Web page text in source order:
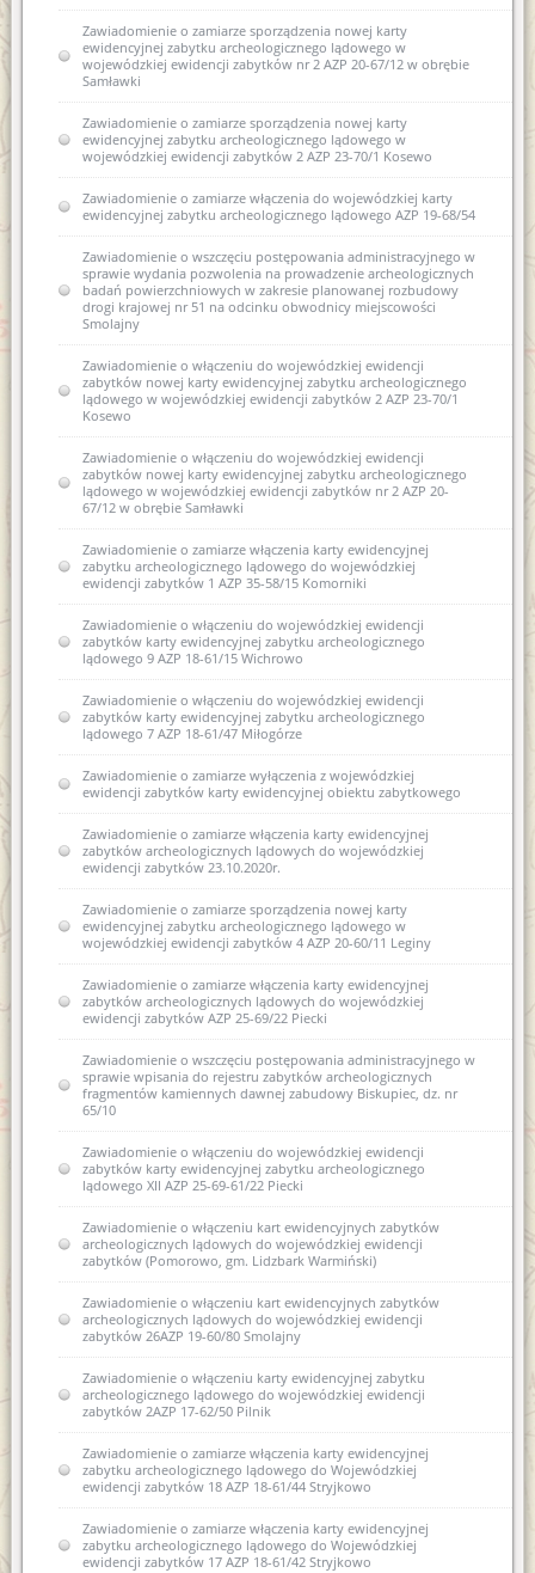
Zawiadomienie o zamiarze sporządzenia nowej karty
ewidencyjnej zabytku archeologicznego lądowego w
wojewódzkiej ewidencji zabytków nr 2 AZP 20-67/12 w obrębie
Samławki
Zawiadomienie o zamiarze sporządzenia nowej karty
ewidencyjnej zabytku archeologicznego lądowego w
wojewódzkiej ewidencji zabytków 2 AZP 23-70/1 Kosewo
Zawiadomienie o zamiarze włączenia do wojewódzkiej karty
ewidencyjnej zabytku archeologicznego lądowego AZP 19-68/54
Zawiadomienie o wszczęciu postępowania administracyjnego w
sprawie wydania pozwolenia na prowadzenie archeologicznych
badań powierzchniowych w zakresie planowanej rozbudowy
drogi krajowej nr 51 na odcinku obwodnicy miejscowości
Smolajny
Zawiadomienie o włączeniu do wojewódzkiej ewidencji
zabytków nowej karty ewidencyjnej zabytku archeologicznego
lądowego w wojewódzkiej ewidencji zabytków 2 AZP 23-70/1
Kosewo
Zawiadomienie o włączeniu do wojewódzkiej ewidencji
zabytków nowej karty ewidencyjnej zabytku archeologicznego
lądowego w wojewódzkiej ewidencji zabytków nr 2 AZP 20-
67/12 w obrębie Samławki
Zawiadomienie o zamiarze włączenia karty ewidencyjnej
zabytku archeologicznego lądowego do wojewódzkiej
ewidencji zabytków 1 AZP 35-58/15 Komorniki
Zawiadomienie o włączeniu do wojewódzkiej ewidencji
zabytków karty ewidencyjnej zabytku archeologicznego
lądowego 9 AZP 18-61/15 Wichrowo
Zawiadomienie o włączeniu do wojewódzkiej ewidencji
zabytków karty ewidencyjnej zabytku archeologicznego
lądowego 7 AZP 18-61/47 Miłogórze
Zawiadomienie o zamiarze wyłączenia z wojewódzkiej
ewidencji zabytków karty ewidencyjnej obiektu zabytkowego
Zawiadomienie o zamiarze włączenia karty ewidencyjnej
zabytków archeologicznych lądowych do wojewódzkiej
ewidencji zabytków 23.10.2020r.
Zawiadomienie o zamiarze sporządzenia nowej karty
ewidencyjnej zabytku archeologicznego lądowego w
wojewódzkiej ewidencji zabytków 4 AZP 20-60/11 Leginy
Zawiadomienie o zamiarze włączenia karty ewidencyjnej
zabytków archeologicznych lądowych do wojewódzkiej
ewidencji zabytków AZP 25-69/22 Piecki
Zawiadomienie o wszczęciu postępowania administracyjnego w
sprawie wpisania do rejestru zabytków archeologicznych
fragmentów kamiennych dawnej zabudowy Biskupiec, dz. nr
65/10
Zawiadomienie o włączeniu do wojewódzkiej ewidencji
zabytków karty ewidencyjnej zabytku archeologicznego
lądowego XII AZP 25-69-61/22 Piecki
Zawiadomienie o włączeniu kart ewidencyjnych zabytków
archeologicznych lądowych do wojewódzkiej ewidencji
zabytków (Pomorowo, gm. Lidzbark Warmiński)
Zawiadomienie o włączeniu kart ewidencyjnych zabytków
archeologicznych lądowych do wojewódzkiej ewidencji
zabytków 26AZP 19-60/80 Smolajny
Zawiadomienie o włączeniu karty ewidencyjnej zabytku
archeologicznego lądowego do wojewódzkiej ewidencji
zabytków 2AZP 17-62/50 Pilnik
Zawiadomienie o zamiarze włączenia karty ewidencyjnej
zabytku archeologicznego lądowego do Wojewódzkiej
ewidencji zabytków 18 AZP 18-61/44 Stryjkowo
Zawiadomienie o zamiarze włączenia karty ewidencyjnej
zabytku archeologicznego lądowego do Wojewódzkiej
ewidencji zabytków 17 AZP 18-61/42 Stryjkowo